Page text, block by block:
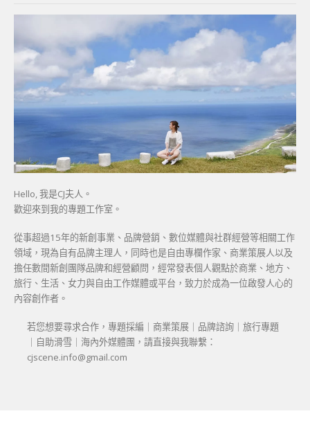
Hello, 我是CJ夫人。
歡迎來到我的專題工作室。
從事超過15年的新創事業、品牌營銷、數位媒體與社群經營等相關工作
領域，現為自有品牌主理人，同時也是自由專欄作家、商業策展人以及
擔任數間新創團隊品牌和經營顧問，經常發表個人觀點於商業、地方、
旅行、生活、女力與自由工作媒體或平台，致力於成為一位啟發人心的
內容創作者。
若您想要尋求合作，專題採編｜商業策展｜品牌諮詢｜旅行專題
｜自助滑雪｜海內外媒體團，請直接與我聯繫：
cjscene.info@gmail.com